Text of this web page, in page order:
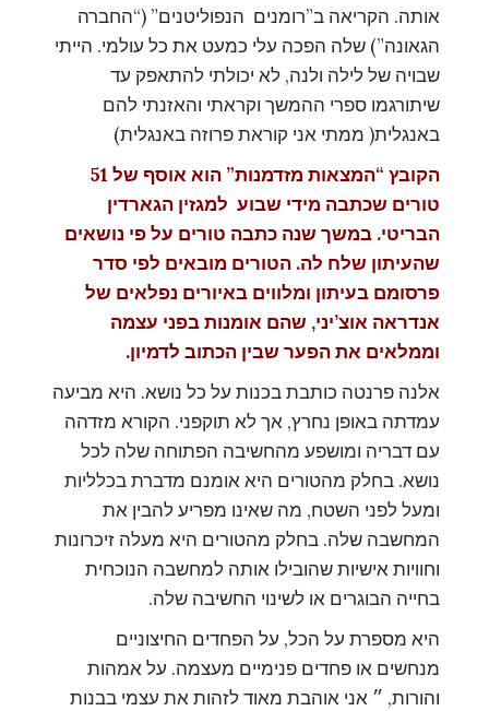
אותה. הקריאה ב”רומנים הנפוליטנים” (“החברה
הגאונה”) שלה הפכה עלי כמעט את כל עולמי. הייתי
שבויה של לילה ולנה, לא יכולתי להתאפק עד
שיתורגמו ספרי ההמשך וקראתי והאזנתי להם
באנגלית( ממתי אני קוראת פרוזה באנגלית)
הקובץ “המצאות מזדמנות” הוא אוסף של 51
טורים שכתבה מידי שבוע למגזין הגארדין
הבריטי. במשך שנה כתבה טורים על פי נושאים
שהעיתון שלח לה. הטורים מובאים לפי סדר
פרסומם בעיתון ומלווים באיורים נפלאים של
אנדראה אוצ’יני, שהם אומנות בפני עצמה
וממלאים את הפער שבין הכתוב לדמיון.
אלנה פרנטה כותבת בכנות על כל נושא. היא מביעה
עמדתה באופן נחרץ, אך לא תוקפני. הקורא מזדהה
עם דבריה ומושפע מהחשיבה הפתוחה שלה לכל
נושא. בחלק מהטורים היא אומנם מדברת בכלליות
ומעל לפני השטח, מה שאינו מפריע להבין את
המחשבה שלה. בחלק מהטורים היא מעלה זיכרונות
וחוויות אישיות שהובילו אותה למחשבה הנוכחית
בחייה הבוגרים או לשינוי החשיבה שלה.
היא מספרת על הכל, על הפחדים החיצוניים
מנחשים או פחדים פנימיים מעצמה. על אמהות
והורות, ״ אני אוהבת מאוד לזהות את עצמי בבנות